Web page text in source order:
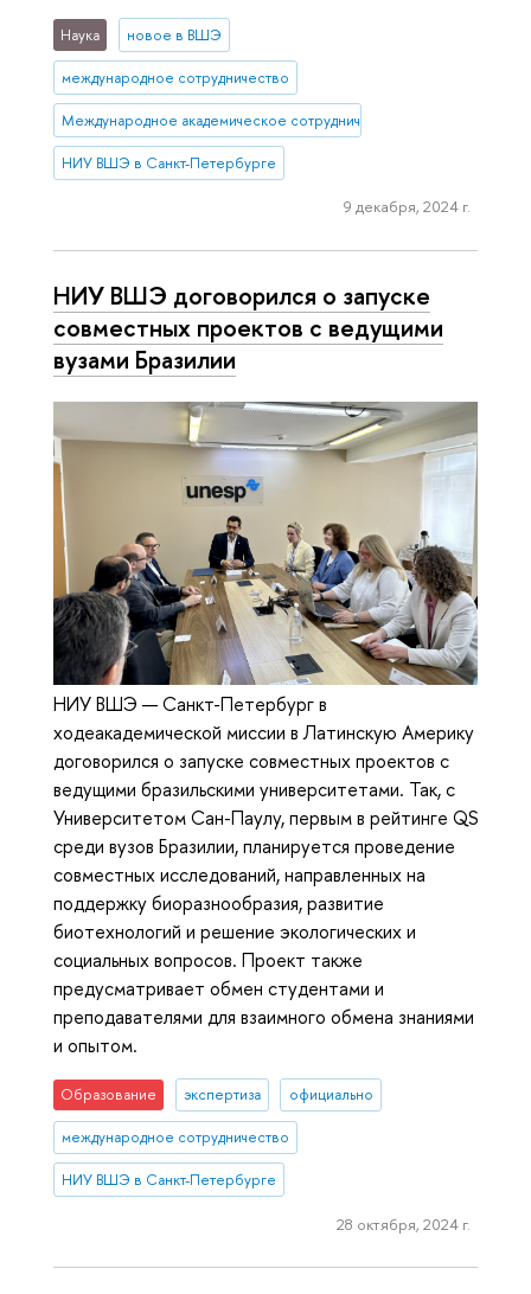
Наука новое в ВШЭ
международное сотрудничество
Международное академическое сотрудничество
НИУ ВШЭ в Санкт-Петербурге
9 декабря, 2024 г.
НИУ ВШЭ договорился о запуске
совместных проектов с ведущими
вузами Бразилии
НИУ ВШЭ — Санкт-Петербург в
ходеакадемической миссии в Латинскую Америку
договорился о запуске совместных проектов с
ведущими бразильскими университетами. Так, с
Университетом Сан-Паулу, первым в рейтинге QS
среди вузов Бразилии, планируется проведение
совместных исследований, направленных на
поддержку биоразнообразия, развитие
биотехнологий и решение экологических и
социальных вопросов. Проект также
предусматривает обмен студентами и
преподавателями для взаимного обмена знаниями
и опытом.
Образование экспертиза официально
международное сотрудничество
НИУ ВШЭ в Санкт-Петербурге
28 октября, 2024 г.